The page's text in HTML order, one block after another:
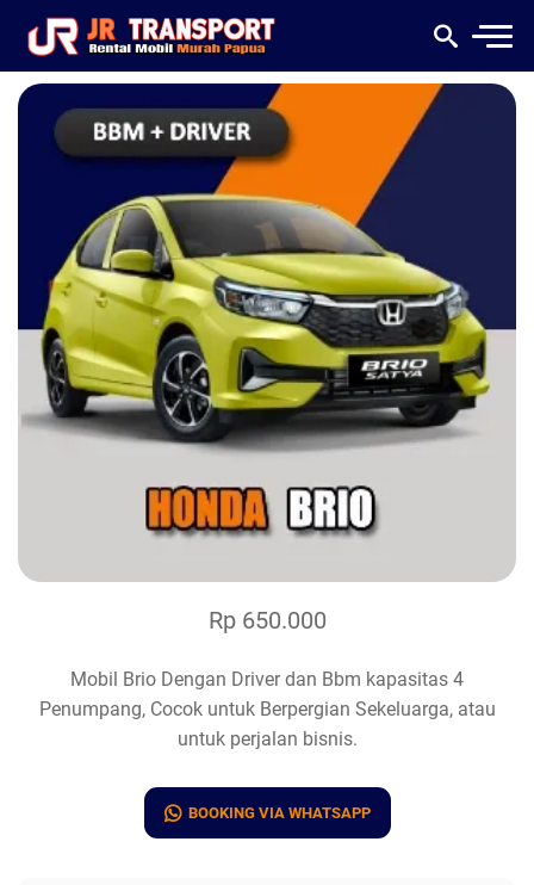
Rp 650.000
Mobil Brio Dengan Driver dan Bbm kapasitas 4
Penumpang, Cocok untuk Berpergian Sekeluarga, atau
untuk perjalan bisnis.
BOOKING VIA WHATSAPP